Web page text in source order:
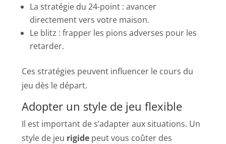
La stratégie du 24-point : avancer
directement vers votre maison.
Le blitz : frapper les pions adverses pour les
retarder.
Ces stratégies peuvent influencer le cours du
jeu dès le départ.
Adopter un style de jeu flexible
Il est important de s’adapter aux situations. Un
style de jeu rigide peut vous coûter des